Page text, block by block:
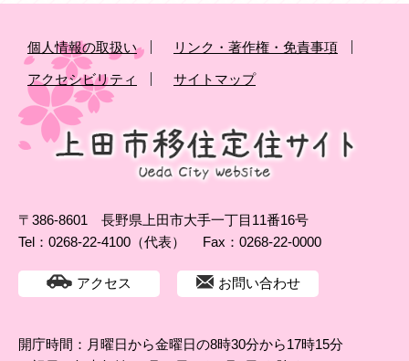
個人情報の取扱い リンク・著作権・免責事項
アクセシビリティ サイトマップ
〒386-8601 長野県上田市大手一丁目11番16号
Tel：0268-22-4100（代表）
Fax：0268-22-0000
アクセス お問い合わせ
開庁時間：月曜日から金曜日の8時30分から17時15分